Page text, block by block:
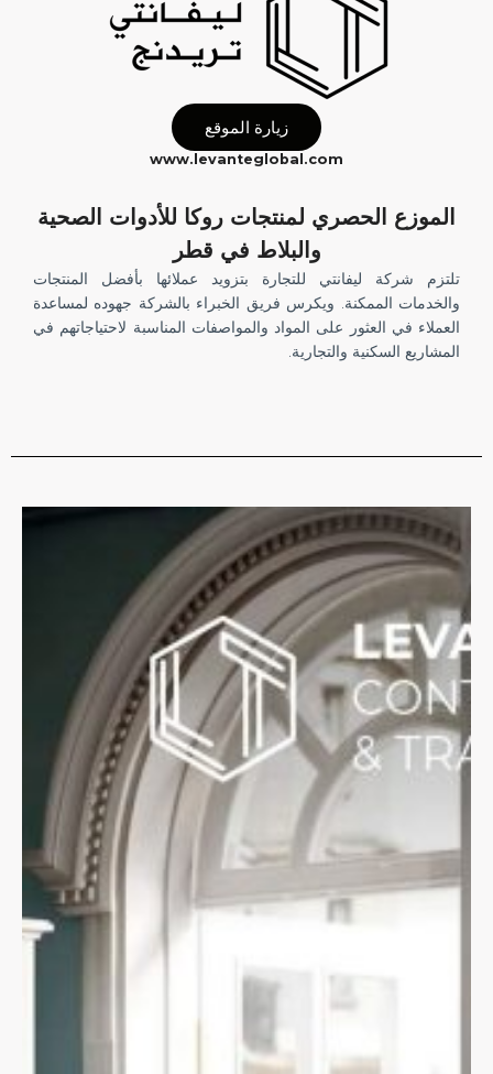
الموزع الحصري لمنتجات روكا للأدوات الصحية
والبلاط في قطر
تلتزم شركة ليفانتي للتجارة بتزويد عملائها بأفضل المنتجات
والخدمات الممكنة. ويكرس فريق الخبراء بالشركة جهوده لمساعدة
العملاء في العثور على المواد والمواصفات المناسبة لاحتياجاتهم في
المشاريع السكنية والتجارية.
زيارة الموقع
www.levanteglobal.com